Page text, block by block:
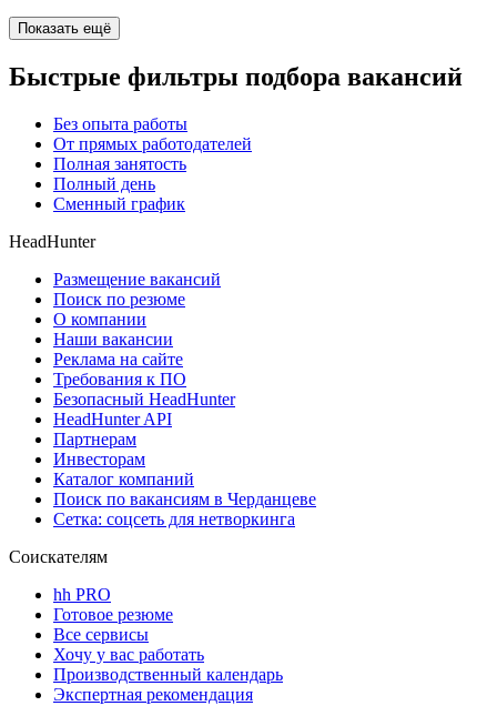
Показать ещё
Быстрые фильтры подбора вакансий
Без опыта работы
От прямых работодателей
Полная занятость
Полный день
Сменный график
HeadHunter
Размещение вакансий
Поиск по резюме
О компании
Наши вакансии
Реклама на сайте
Требования к ПО
Безопасный HeadHunter
HeadHunter API
Партнерам
Инвесторам
Каталог компаний
Поиск по вакансиям в Черданцеве
Сетка: соцсеть для нетворкинга
Соискателям
hh PRO
Готовое резюме
Все сервисы
Хочу у вас работать
Производственный календарь
Экспертная рекомендация